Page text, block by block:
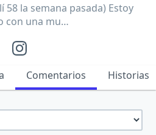
58 la semana pasada) Estoy
con una mu…
Comentarios Historias